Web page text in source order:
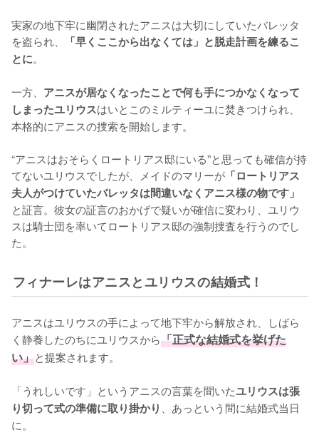
実家の地下牢に幽閉されたアニスは大切にしていたバレッタ
を盗られ、
「早くここから出なくては」と脱走計画を練るこ
とに。
一方、 アニスが居なくなったことで何も手につかなくなって
しまったユリウスはいとこのミルティーユに焚きつけられ、
本格的にアニスの捜索を開始します。
“アニスはおそらくロートリアス邸にいる”と思っても確信が持
てないユリウスでしたが、メイドのマリーが 「ロートリアス
夫人がつけていたバレッタは間違いなくアニス様の物です」
と証言。彼女の証言のおかげで疑いが確信に変わり、ユリウ
スは騎士団を率いてロートリアス邸の強制捜査を行うのでし
た。
フィナーレはアニスとユリウスの結婚式！
アニスはユリウスの手によって地下牢から解放され、しばら
く静養したのちにユリウスから「正式な結婚式を挙げた
い」と提案されます。
「うれしいです」というアニスの言葉を聞いたユリウスは張
り切って式の準備に取り掛かり
、あっという間に結婚式当日
に。